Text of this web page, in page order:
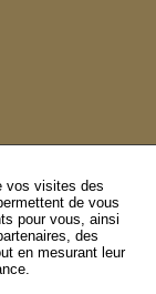
vos visites des
de vous
pour vous, ainsi
des
en mesurant leur